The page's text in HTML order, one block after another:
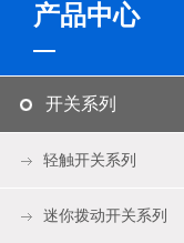
产品中心
开关系列
轻触开关系列
迷你拨动开关系列